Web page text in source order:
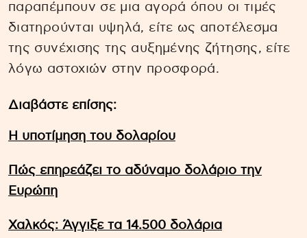
παραπέμπουν σε μια αγορά όπου οι τιμές
διατηρούνται υψηλά, είτε ως αποτέλεσμα
της συνέχισης της αυξημένης ζήτησης, είτε
λόγω αστοχιών στην προσφορά.
Διαβάστε επίσης:
Η υποτίμηση του δολαρίου
Πώς επηρεάζει το αδύναμο δολάριο την
Ευρώπη
Χαλκός: Άγγιξε τα 14.500 δολάρια